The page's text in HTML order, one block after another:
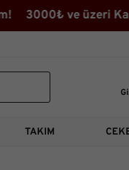
ve üzeri
TAKIM